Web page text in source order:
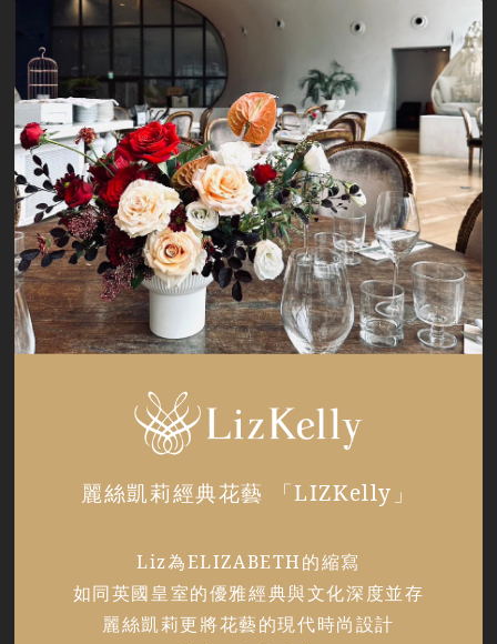
麗絲凱莉經典花藝 「LIZKelly」
Liz為ELIZABETH的縮寫
如同英國皇室的優雅經典與文化深度並存
麗絲凱莉更將花藝的現代時尚設計